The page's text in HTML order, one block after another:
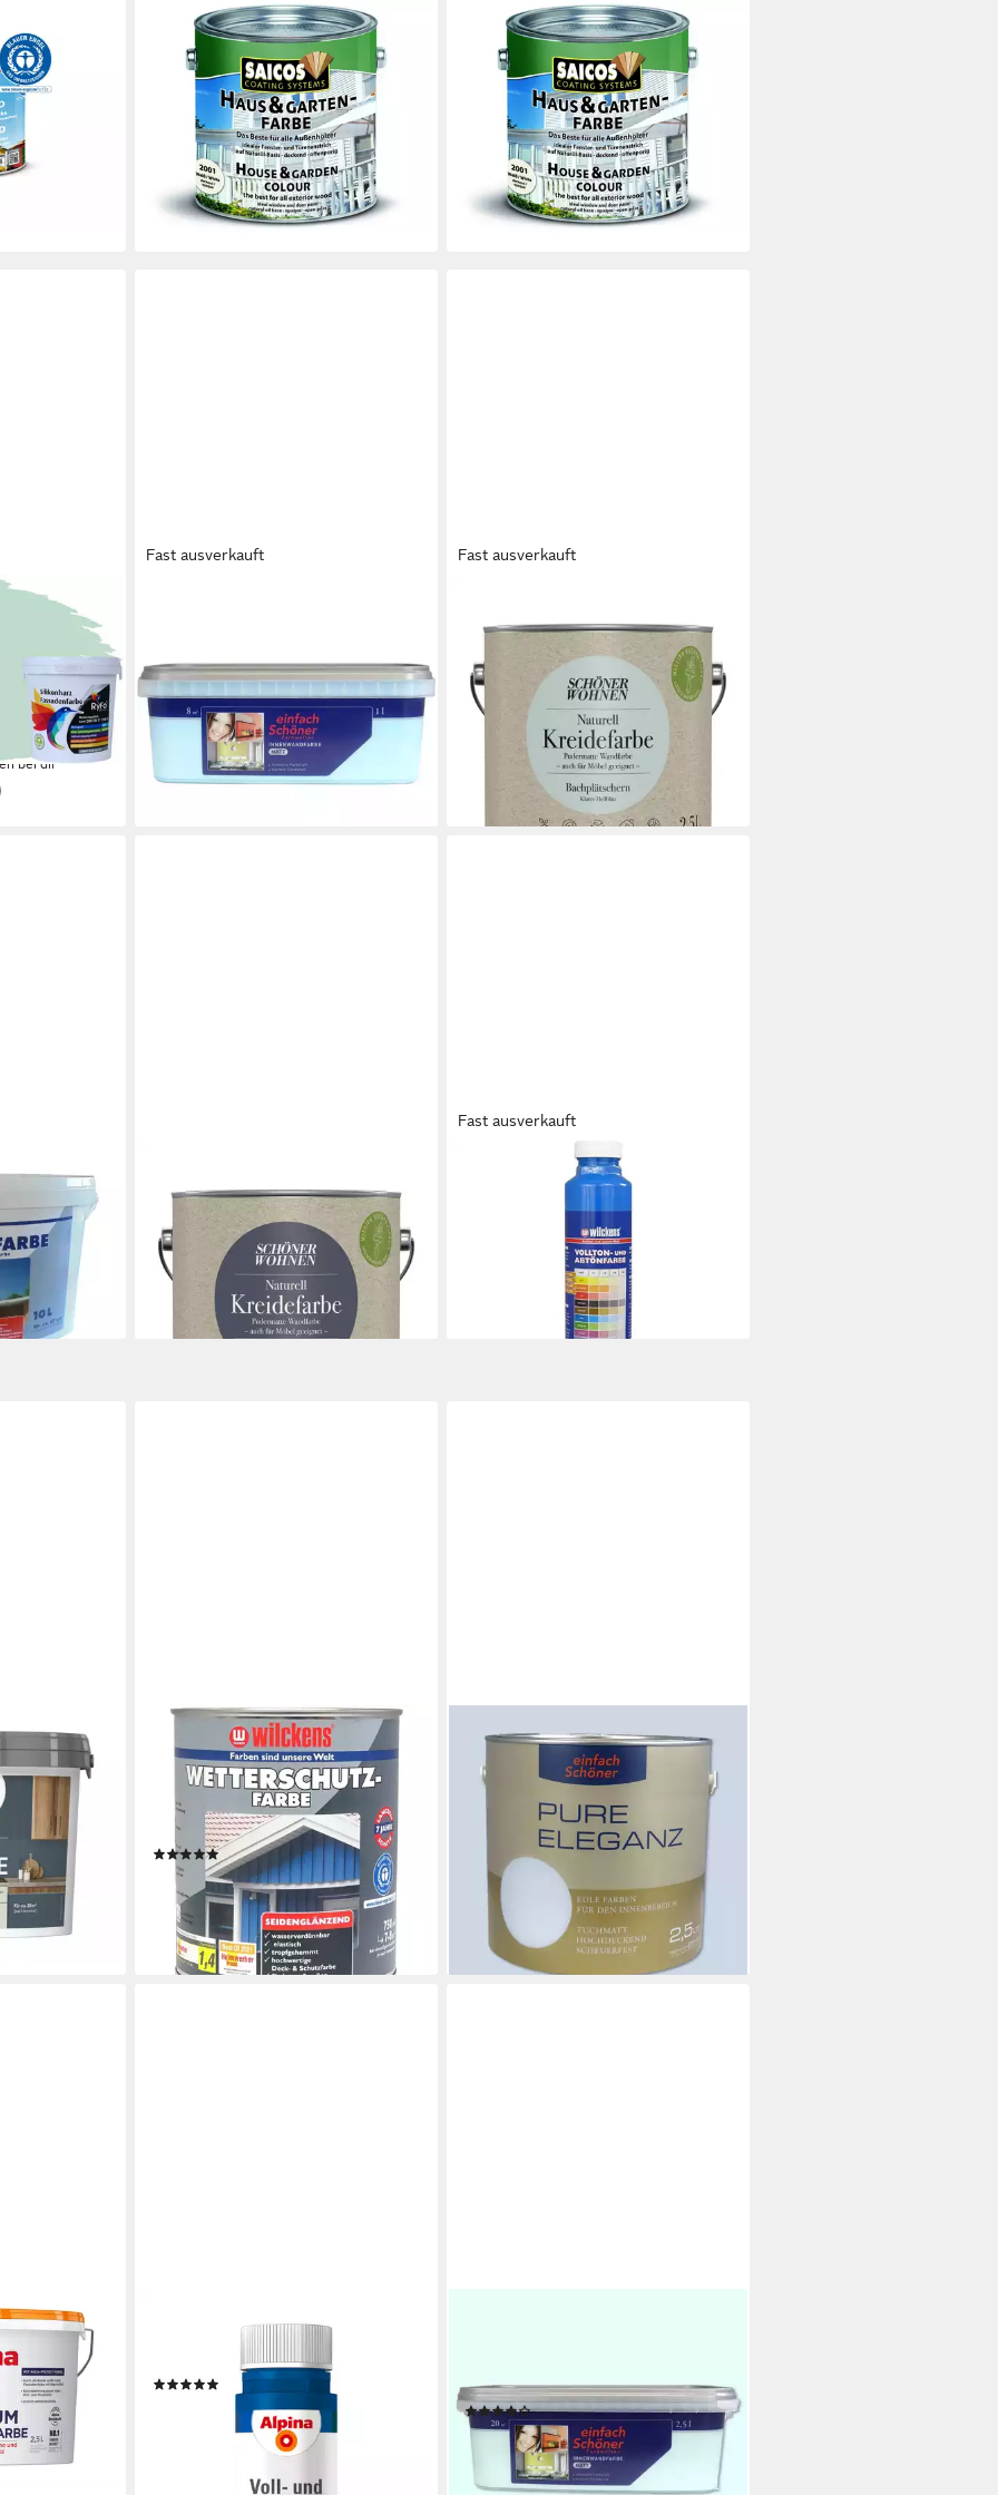
Air Garten-
L,
bei dir
SAICOS
Fassadenfarbe Saicos Haus- &
Gartenfarbe 0,75 L, Naturöl-Basis,
deckend, für alle Außenhölzer,
blockfest
36,92 €
(49,23 €/ 1 l)
lieferbar - in 6-7 Werktagen bei dir
+10
SAICOS
Fassadenfarbe Saicos Haus- &
Gartenfarbe, Naturöl-Basis, deckend,
für alle Außenhölzer, blockfest
86,53 €
(34,61 €/ 1 l)
lieferbar - in 6-7 Werktagen bei dir
+10
vor Schmutz,
bei dir
Fast ausverkauft
starke Deckkraft und intensive
Farbwirkung
20,56 €
(8,22 €/ 1 l)
lieferbar - in 2-3 Werktagen bei dir
Fast ausverkauft
Wand- und Deckenfarbe
Bachplätschern,
Wasserdampfdurchlässig,
konservierungsmittelfrei
(19,16 €/ 1 l)
lieferbar - in 2-3 Werktagen bei dir
für ca 60 m²
bei dir
Wand- und Deckenfarbe Wellenklang,
Wasserdampfdurchlässig,
konservierungsmittelfrei
47,90 €
(19,16 €/ 1 l)
lieferbar - in 2-3 Werktagen bei dir
Fast ausverkauft
WILCKENS FARBEN
Vollton- und Abtönfarbe Volltonfarbe
Abtönfarbe 750ml matt Farbe
lieferbar - in 2-3 Werktagen bei dir
+7
& Küche
bei dir
WILCKENS FARBEN
Wetterschutzfarbe Deck- &
Schutzfarbe Holzfarbe 750ml oder
2,5L, Neu- & Renovierungsanstrich
für Hölzer im Innen- & Außenbereich
(3)
ab 17,49 €
(23,32 €/ 1 l)
lieferbar - in 4-5 Werktagen bei dir
+3
WILCKENS FARBEN
Wandfarbe Einfach Schöner Pure
Eleganz Innenfarbe Wandfarbe
tuchmatt 2,5 L
lieferbar - in 6-8 Werktagen bei dir
bei dir
Abtönfarbe seidenmatt
lieferbar - in 3-4 Werktagen bei dir
matt
(5)
15,99 €
(6,40 €/ 1 l)
lieferbar - in 6-8 Werktagen bei dir